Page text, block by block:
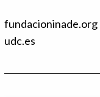
e
d
t
fundacioninade.org
udc.es